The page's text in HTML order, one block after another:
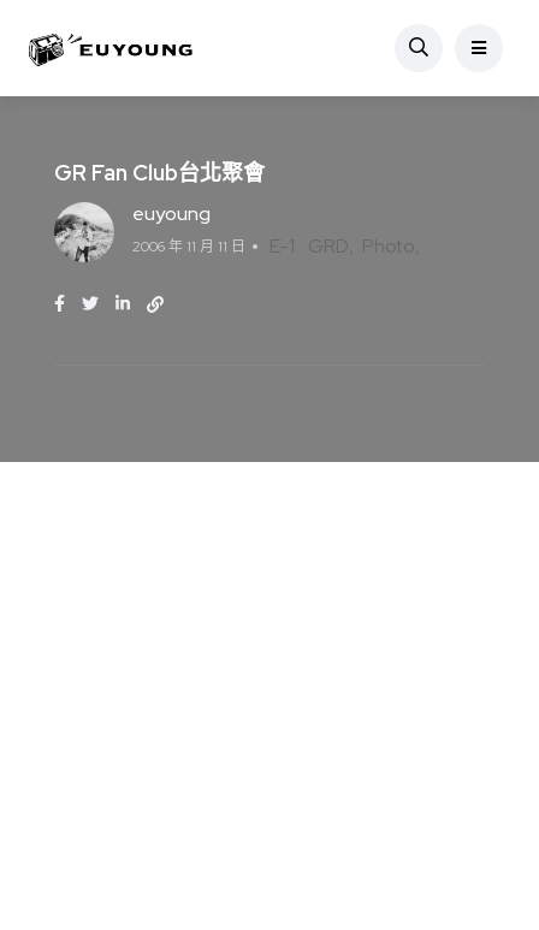
GR Fan Club台北聚會
euyoung
2006 年 11 月 11 日 E-1 GRD Photo